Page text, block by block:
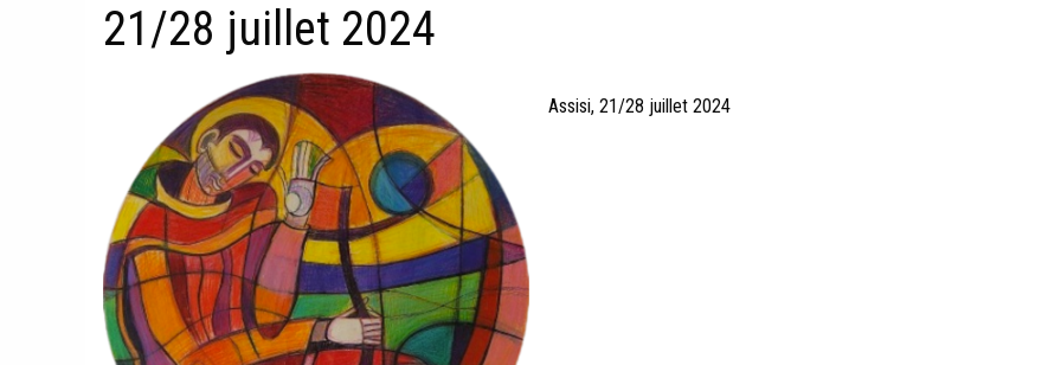
21/28 juillet 2024
Assisi, 21/28 juillet 2024